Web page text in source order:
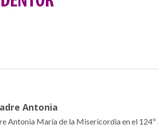
Antonia
Antonia María de la Misericordia en el